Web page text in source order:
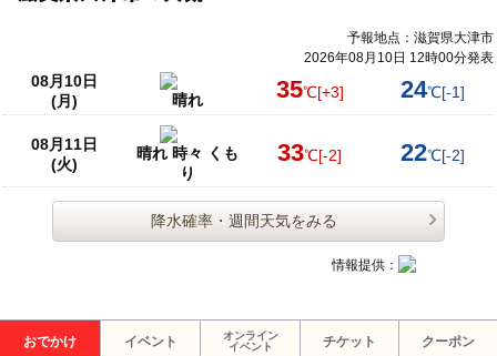
予報地点：滋賀県大津市
2026年08月10日 12時00分発表
08月10日
(月)
晴れ 35℃[+3] 24℃[-1]
08月11日
(火)
晴れ 時々 くも
り
33℃[-2] 22℃[-2]
降水確率・週間天気をみる
情報提供：
おでかけ イベント
オンライン
イベント
チケット クーポン